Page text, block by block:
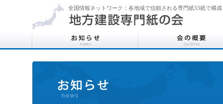
全国情報ネットワーク：各地域で信頼される専門紙33紙で構成